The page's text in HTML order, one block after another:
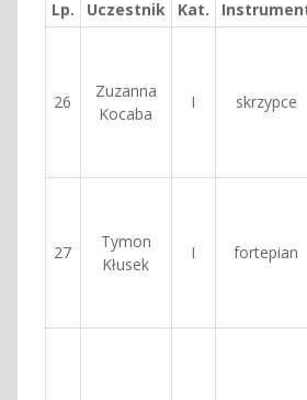
Lp. Uczestnik Kat.
26
Zuzanna
Kocaba
I skrzypce
27
Tymon
Kłusek
I fortepian